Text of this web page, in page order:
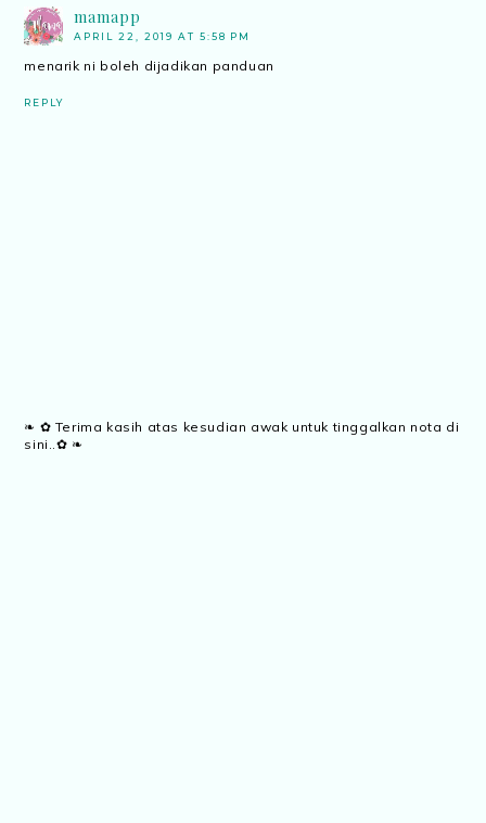
mamapp
APRIL 22, 2019 AT 5:58 PM
menarik ni boleh dijadikan panduan
REPLY
❧ ✿ Terima kasih atas kesudian awak untuk tinggalkan nota di
sini..✿ ❧